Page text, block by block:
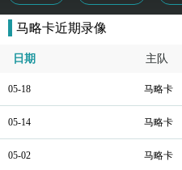
马略卡近期录像
日期 主队
05-18 马略卡
05-14 马略卡
05-02 马略卡